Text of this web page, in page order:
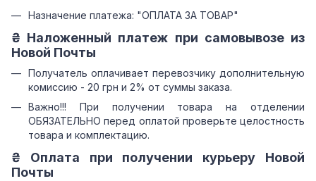
Назначение платежа: "ОПЛАТА ЗА ТОВАР"
₴ Наложенный платеж при самовывозе из
Новой Почты
Получатель оплачивает перевозчику дополнительную
комиссию - 20 грн и 2% от суммы заказа.
Важно!!! При получении товара на отделении
ОБЯЗАТЕЛЬНО перед оплатой проверьте целостность
товара и комплектацию.
₴ Оплата при получении курьеру Новой
Почты